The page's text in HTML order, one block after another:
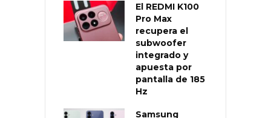
El REDMI K100
Pro Max
recupera el
subwoofer
integrado y
apuesta por
pantalla de 185
Hz
Samsung